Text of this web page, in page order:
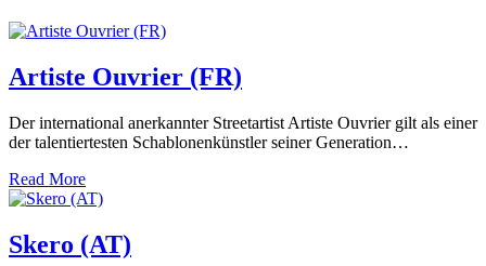
Artiste Ouvrier (FR)
Der international anerkannter Streetartist Artiste Ouvrier gilt als einer
der talentiertesten Schablonenkünstler seiner Generation…
Read More
Skero (AT)